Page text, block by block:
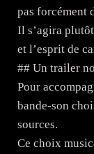
pas forcément
Il s’agira
et l’esprit de
## Un trailer
Pour
bande-son
sources.
Ce choix